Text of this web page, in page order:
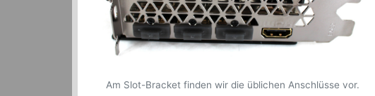
Am Slot-Bracket finden wir die üblichen Anschlüsse vor.